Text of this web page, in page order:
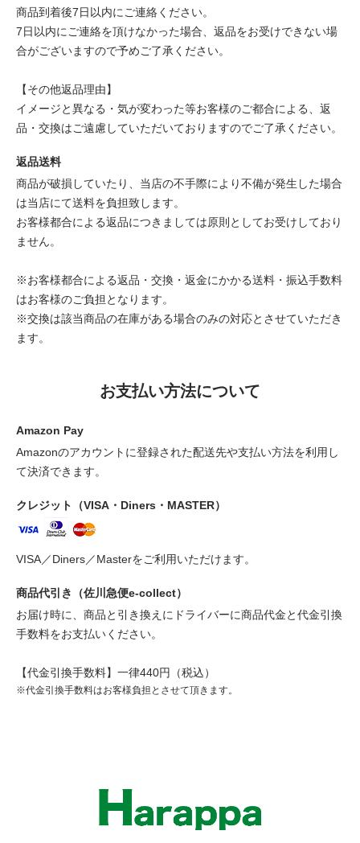
商品到着後7日以内にご連絡ください。
7日以内にご連絡を頂けなかった場合、返品をお受けできない場
合がございますので予めご了承ください。
【その他返品理由】
イメージと異なる・気が変わった等お客様のご都合による、返
品・交換はご遠慮していただいておりますのでご了承ください。
返品送料
商品が破損していたり、当店の不手際により不備が発生した場合
は当店にて送料を負担致します。
お客様都合による返品につきましては原則としてお受けしており
ません。
※お客様都合による返品・交換・返金にかかる送料・振込手数料
はお客様のご負担となります。
※交換は該当商品の在庫がある場合のみの対応とさせていただき
ます。
お支払い方法について
Amazon Pay
Amazonのアカウントに登録された配送先や支払い方法を利用し
て決済できます。
クレジット（VISA・Diners・MASTER）
VISA／Diners／Masterをご利用いただけます。
商品代引き（佐川急便e-collect）
お届け時に、商品と引き換えにドライバーに商品代金と代金引換
手数料をお支払いください。
【代金引換手数料】一律440円（税込）
※代金引換手数料はお客様負担とさせて頂きます。